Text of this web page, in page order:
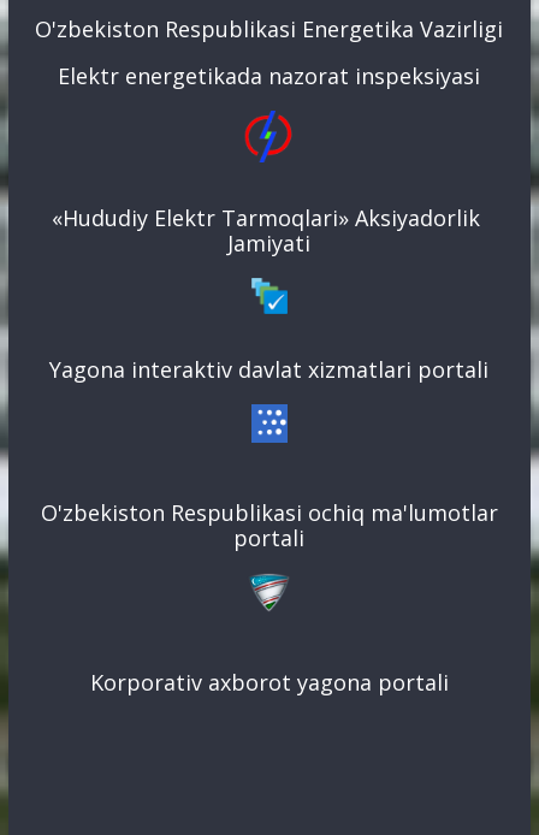
O'zbekiston Respublikasi Energetika Vazirligi
Elektr energetikada nazorat inspeksiyasi
«Hududiy Elektr Tarmoqlari» Aksiyadorlik
Jamiyati
Yagona interaktiv davlat xizmatlari portali
O'zbekiston Respublikasi ochiq ma'lumotlar
portali
Korporativ axborot yagona portali